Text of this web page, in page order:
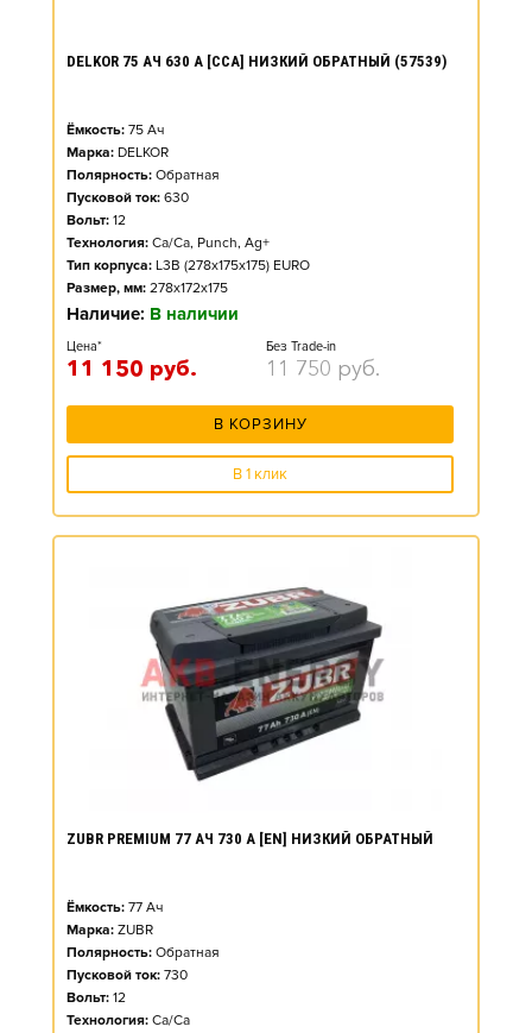
DELKOR 75 АЧ 630 А [CCA] НИЗКИЙ ОБРАТНЫЙ (57539)
Ёмкость: 75 Ач
Марка: DELKOR
Полярность: Обратная
Пусковой ток: 630
Вольт: 12
Технология: Ca/Ca, Punch, Ag+
Тип корпуса: L3B (278x175x175) EURO
Размер, мм: 278x172x175
Наличие: В наличии
Цена*
11 150 руб.
Без Trade-in
11 750 руб.
В КОРЗИНУ
В 1 клик
ZUBR PREMIUM 77 АЧ 730 А [EN] НИЗКИЙ ОБРАТНЫЙ
Ёмкость: 77 Ач
Марка: ZUBR
Полярность: Обратная
Пусковой ток: 730
Вольт: 12
Технология: Ca/Ca